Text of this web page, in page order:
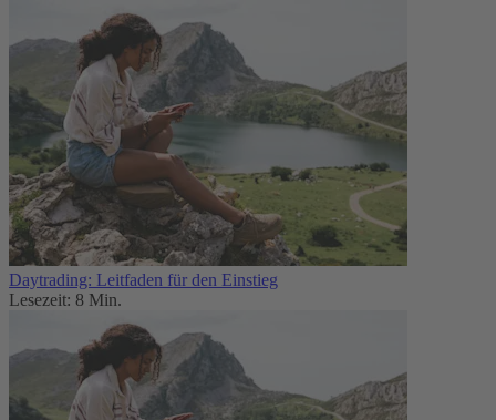
Daytrading: Leitfaden für den Einstieg
Lesezeit: 8 Min.